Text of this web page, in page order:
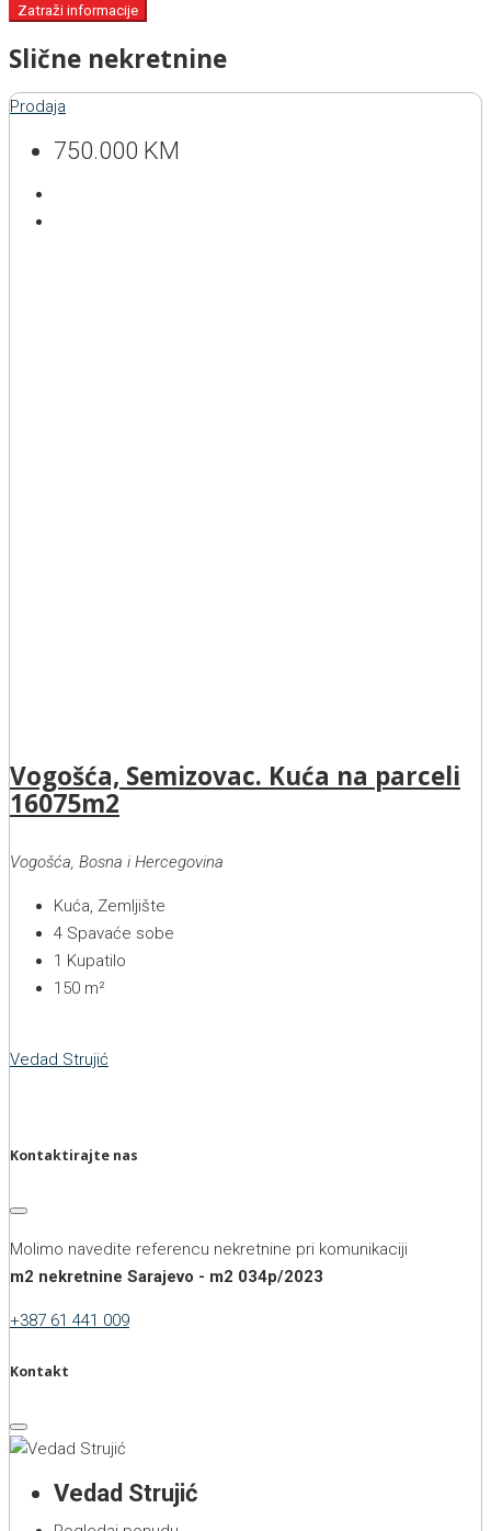
Zatraži informacije
Slične nekretnine
Prodaja
750.000 KM
Vogošća, Semizovac. Kuća na parceli
16075m2
Vogošća, Bosna i Hercegovina
Kuća, Zemljište
4 Spavaće sobe
1 Kupatilo
150 m²
Vedad Strujić
Kontaktirajte nas
Molimo navedite referencu nekretnine pri komunikaciji
m2 nekretnine Sarajevo - m2 034p/2023
+387 61 441 009
Kontakt
Vedad Strujić